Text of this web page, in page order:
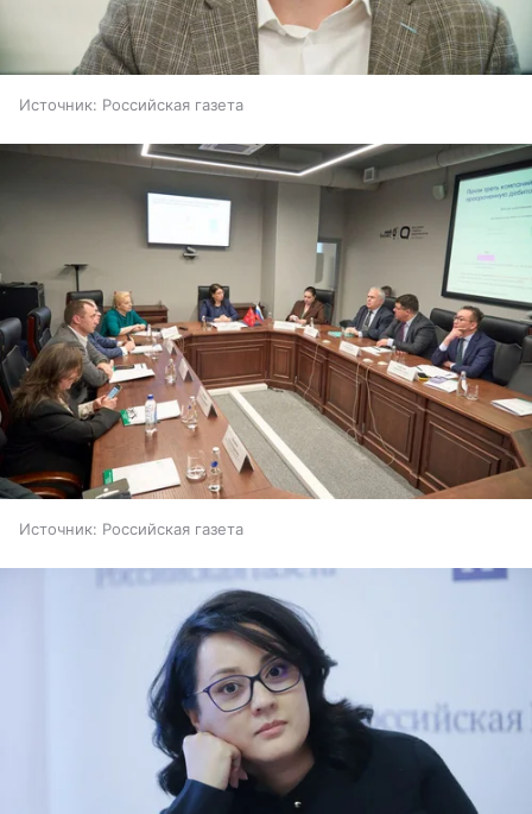
Источник: Российская газета
Источник: Российская газета